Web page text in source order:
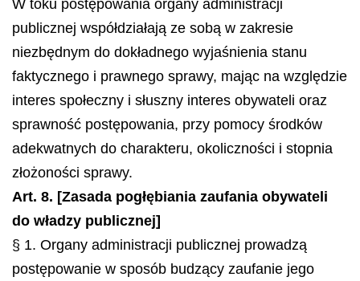
W toku postępowania organy administracji
publicznej współdziałają ze sobą w zakresie
niezbędnym do dokładnego wyjaśnienia stanu
faktycznego i prawnego sprawy, mając na względzie
interes społeczny i słuszny interes obywateli oraz
sprawność postępowania, przy pomocy środków
adekwatnych do charakteru, okoliczności i stopnia
złożoności sprawy.
Art. 8. [Zasada pogłębiania zaufania obywateli
do władzy publicznej]
§ 1. Organy administracji publicznej prowadzą
postępowanie w sposób budzący zaufanie jego